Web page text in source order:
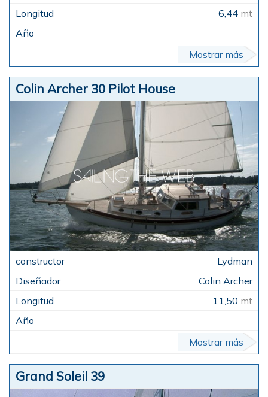
6,44 mt
Mostrar más
Colin Archer 30 Pilot House
Lydman
Colin Archer
11,50 mt
Mostrar más
Grand Soleil 39